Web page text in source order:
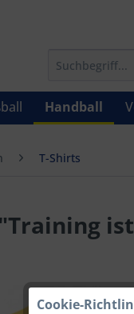
Handball
T-Shirts
Cookie-